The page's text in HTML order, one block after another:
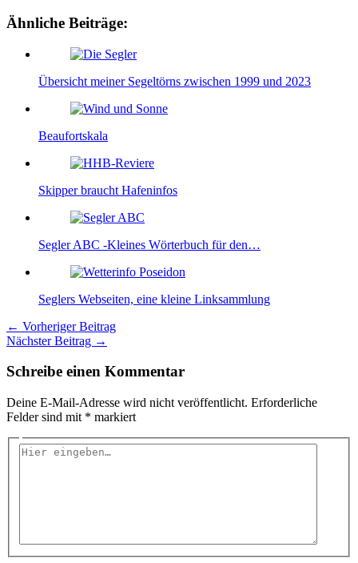
Ähnliche Beiträge:
Übersicht meiner Segeltörns zwischen 1999 und 2023
Beaufortskala
Skipper braucht Hafeninfos
Segler ABC -Kleines Wörterbuch für den…
Seglers Webseiten, eine kleine Linksammlung
← Vorheriger Beitrag
Nächster Beitrag →
Schreibe einen Kommentar
Deine E-Mail-Adresse wird nicht veröffentlicht. Erforderliche
Felder sind mit * markiert
Hier